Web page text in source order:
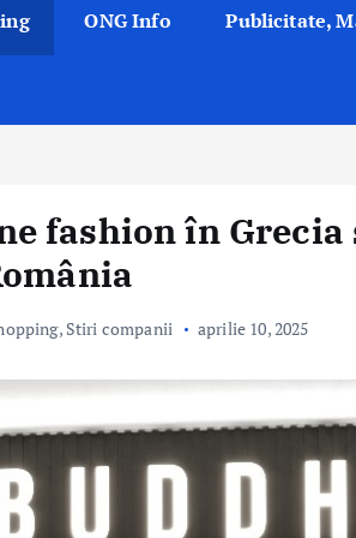
ONG Info Publicitate,
fashion în Grecia
, Stiri companii aprilie 10, 2025